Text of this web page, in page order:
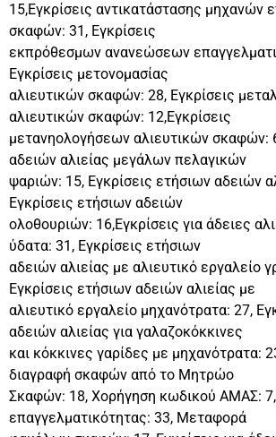
15,Εγκρίσεις αντικατάστασης μηχανών
σκαφών: 31, Εγκρίσεις
εκπρόθεσμων ανανεώσεων
Εγκρίσεις μετονομασίας
αλιευτικών σκαφών: 28, Εγκρίσεις
αλιευτικών σκαφών: 12,Εγκρίσεις
μετανηολογήσεων αλιευτικών σκαφών:
αδειών αλιείας μεγάλων πελαγικών
ψαριών: 15, Εγκρίσεις ετήσιων αδειών
Εγκρίσεις ετήσιων αδειών
ολοθουριών: 16,Εγκρίσεις για άδειες
ύδατα: 31, Εγκρίσεις ετήσιων
αδειών αλιείας με αλιευτικό εργαλείο
Εγκρίσεις ετήσιων αδειών αλιείας με
αλιευτικό εργαλείο μηχανότρατα: 27,
αδειών αλιείας για γαλαζοκόκκινες
και κόκκινες γαρίδες με μηχανότρατα:
διαγραφή σκαφών από το Μητρώο
Σκαφών: 18, Χορήγηση κωδικού ΑΜΑΣ:
επαγγελματικότητας: 33, Μεταφορά